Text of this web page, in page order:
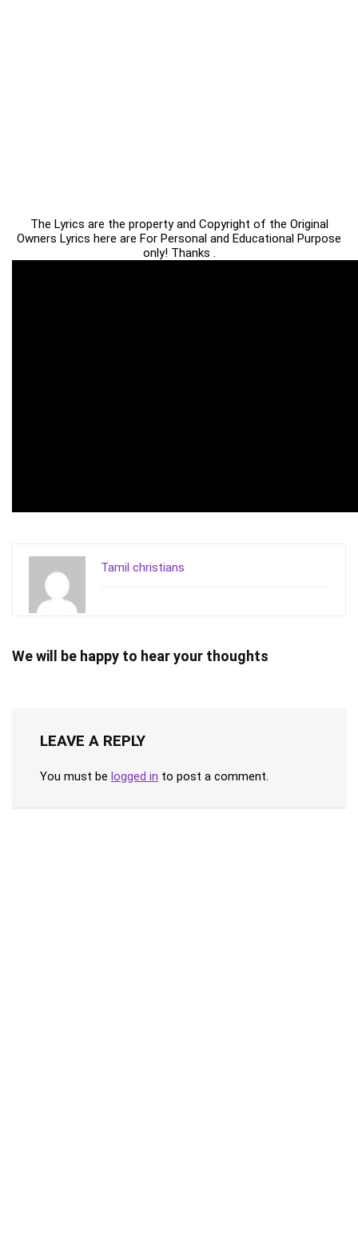
The Lyrics are the property and Copyright of the Original
Owners Lyrics here are For Personal and Educational Purpose
only! Thanks .
Tamil christians
We will be happy to hear your thoughts
LEAVE A REPLY
You must be logged in to post a comment.